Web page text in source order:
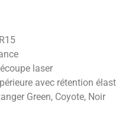
laser
avec rétention
Green, Coyote, Noir